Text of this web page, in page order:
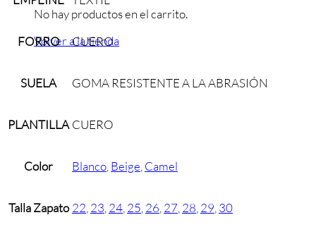
No hay productos en el carrito.
Volver a la tienda
FORRO CUERO
SUELA GOMA RESISTENTE A LA ABRASIÓN
PLANTILLA CUERO
Color Blanco Beige Camel
Talla Zapato 22 23 24 25 26 27 28 29 30